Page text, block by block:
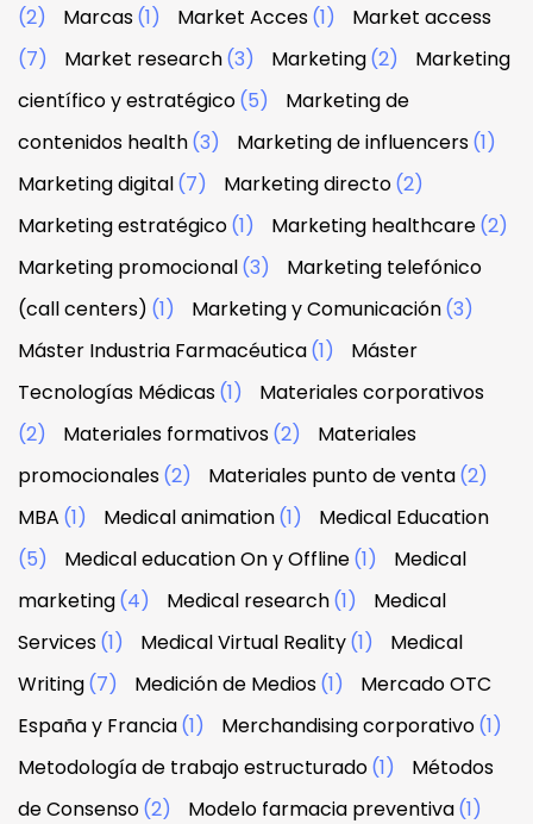
(2)
Marcas(1) Market Acces(1)
Market access
(7)
Market research(3) Marketing(2)
Marketing
científico y estratégico(5)
Marketing de
contenidos health(3) Marketing de influencers(1)
Marketing digital(7) Marketing directo(2)
Marketing estratégico(1) Marketing healthcare(2)
Marketing promocional(3)
Marketing telefónico
(call centers) (1) Marketing y Comunicación(3)
Máster Industria Farmacéutica(1)
Máster
Tecnologías Médicas(1)
Materiales corporativos
(2)
Materiales formativos(2)
Materiales
promocionales(2) Materiales punto de venta(2)
MBA (1) Medical animation(1)
Medical Education
(5)
Medical education On y Offline(1)
Medical
marketing(4) Medical research(1)
Medical
Services(1) Medical Virtual Reality(1)
Medical
Writing(7) Medición de Medios(1)
Mercado OTC
España y Francia(1) Merchandising corporativo(1)
Metodología de trabajo estructurado(1)
Métodos
de Consenso(2) Modelo farmacia preventiva(1)